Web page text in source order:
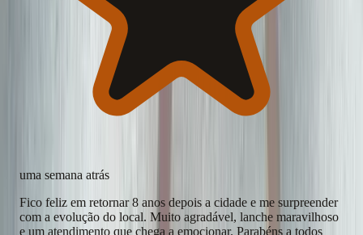
uma semana atrás
Fico feliz em retornar 8 anos depois a cidade e me surpreender
com a evolução do local. Muito agradável, lanche maravilhoso
e um atendimento que chega a emocionar. Parabéns a todos